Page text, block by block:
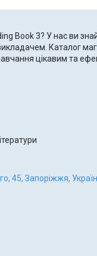
Book 3? У нас ви
Каталог
цікавим та
45, Запоріжжя,